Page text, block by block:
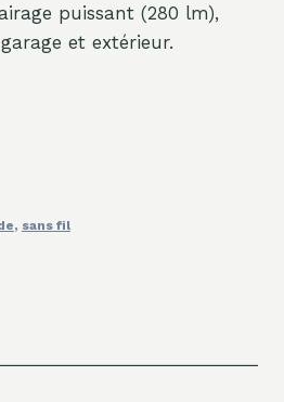
puissant (280 lm),
et extérieur.
, sans fil